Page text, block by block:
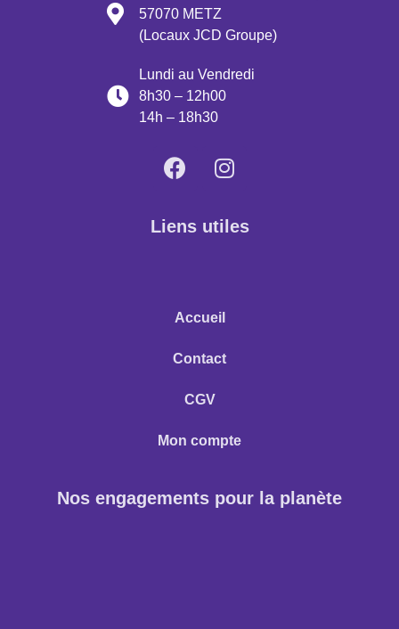
57070 METZ
(Locaux JCD Groupe)
Lundi au Vendredi
8h30 – 12h00
14h – 18h30
Liens utiles
Accueil
Contact
CGV
Mon compte
Nos engagements pour la planète